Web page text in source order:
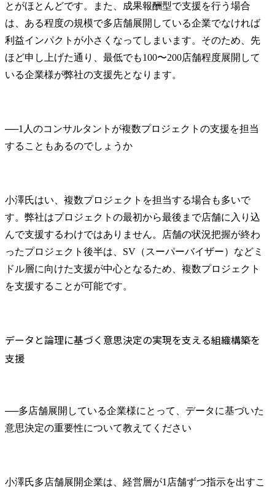
とがほとんどです。また、成果報酬型で支援を行う場合
は、ある程度の規模で多店舗展開している企業でなければ
利益インパクトが小さくなってしまいます。そのため、先
ほど申し上げた通り、最低でも100〜200店舗程度展開して
いる企業様が弊社の支援先となります。
──1人のコンサルタントが複数プロジェクトの支援を担当
小澤氏はい、複数プロジェクトを担当する場合も多いで
す。弊社はプロジェクトの最初から最後まで店舗に入り込
んで支援するわけではありません。店舗の状況把握が終わ
ったプロジェクト後半は、SV（スーパーバイザー）などミ
ドル層に向けた支援が中心となるため、複数プロジェクト
を支援することが可能です。
データと論理に基づく意思決定の実現を支える組織構築を
支援
──多店舗展開している企業様にとって、データに基づいた
小澤氏多店舗展開企業は、経営層が1店舗ずつ指示を出すこ